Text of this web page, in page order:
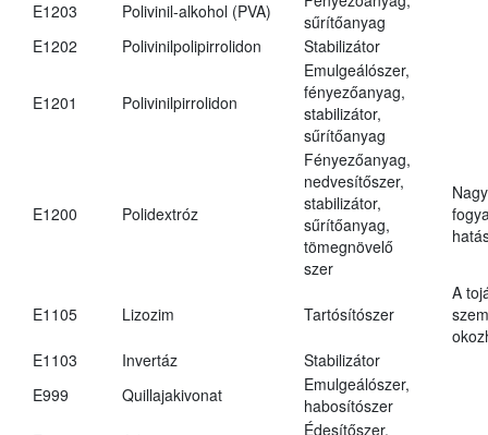
E1203 Polivinil-alkohol (PVA)
sűrítőanyag
E1202
Polivinilpolipirrolidon Stabilizátor
E1201 Polivinilpirrolidon
Emulgeálószer,
fényezőanyag,
stabilizátor,
sűrítőanyag
E1200 Polidextróz
Fényezőanyag,
nedvesítőszer,
stabilizátor,
sűrítőanyag,
tömegnövelő
szer
E1105 Lizozim Tartósítószer
A
E1103
Invertáz
Stabilizátor
E999
Quillajakivonat
Emulgeálószer,
habosítószer
Édesítőszer,